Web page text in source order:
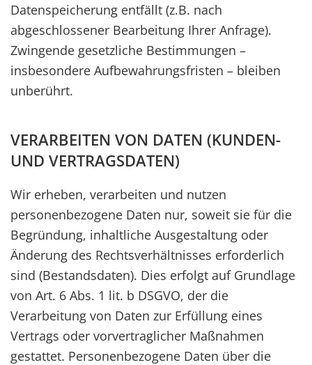
Datenspeicherung entfällt (z.B. nach
abgeschlossener Bearbeitung Ihrer Anfrage).
Zwingende gesetzliche Bestimmungen –
insbesondere Aufbewahrungsfristen – bleiben
unberührt.
VERARBEITEN VON DATEN (KUNDEN-
UND VERTRAGSDATEN)
Wir erheben, verarbeiten und nutzen
personenbezogene Daten nur, soweit sie für die
Begründung, inhaltliche Ausgestaltung oder
Änderung des Rechtsverhältnisses erforderlich
sind (Bestandsdaten). Dies erfolgt auf Grundlage
von Art. 6 Abs. 1 lit. b DSGVO, der die
Verarbeitung von Daten zur Erfüllung eines
Vertrags oder vorvertraglicher Maßnahmen
gestattet. Personenbezogene Daten über die